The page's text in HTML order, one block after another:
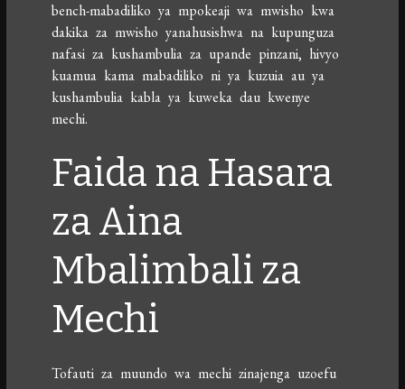
bench-mabadiliko ya mpokeaji wa mwisho kwa
dakika za mwisho yanahusishwa na kupunguza
nafasi za kushambulia za upande pinzani, hivyo
kuamua kama mabadiliko ni ya kuzuia au ya
kushambulia kabla ya kuweka dau kwenye
mechi.
Faida na Hasara
za Aina
Mbalimbali za
Mechi
Tofauti za muundo wa mechi zinajenga uzoefu